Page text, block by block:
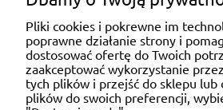
Pomoc
Moje konto
Pliki cookies i pokrewne im
poprawne działanie strony i
dostosować ofertę do Twoich
zaakceptować wykorzystanie
tych plików i przejść do sklepu lub
plików do swoich preferencji,